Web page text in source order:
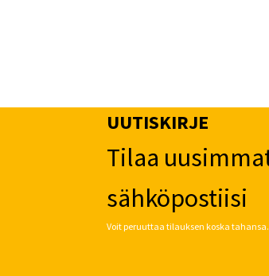
UUTISKIRJE
Tilaa
sähköpostiisi
Voit peruuttaa tilauksen koska tahansa.